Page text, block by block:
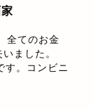
全てのお金
ました。
す。コンビニ